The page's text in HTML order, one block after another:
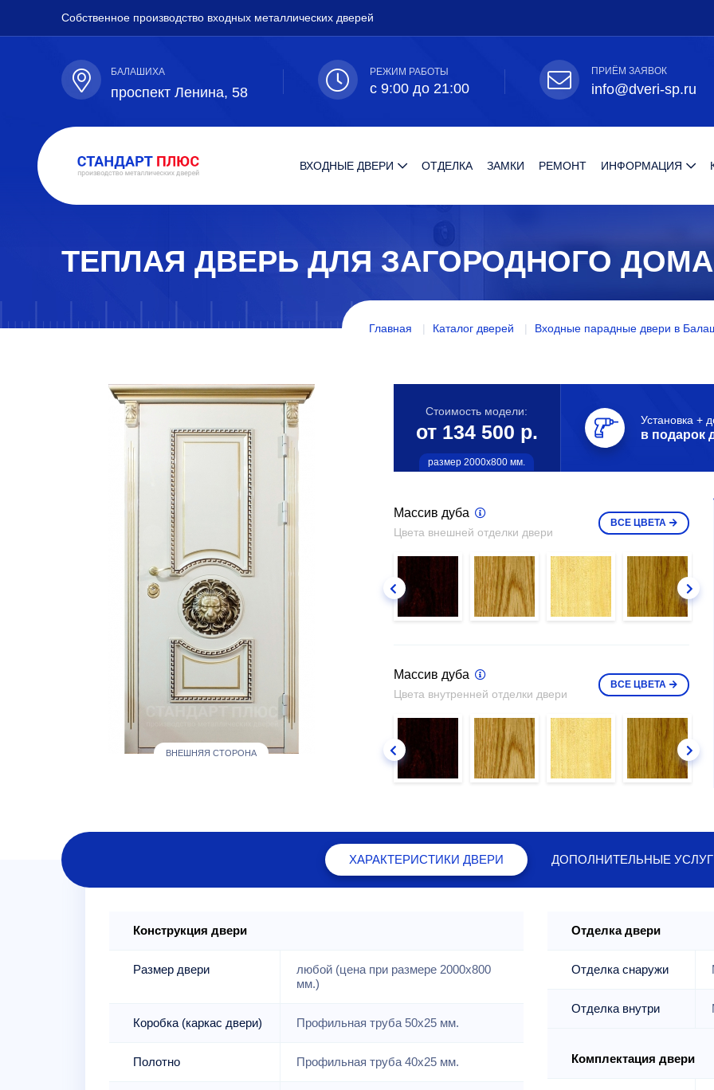
Собственное производство входных металлических дверей
БАЛАШИХА
проспект Ленина, 58
РЕЖИМ РАБОТЫ
с 9:00 до 21:00
ПРИЁМ ЗАЯВОК
info@dveri-sp.ru
ВХОДНЫЕ ДВЕРИ ОТДЕЛКА ЗАМКИ РЕМОНТ ИНФОРМАЦИЯ
ТЕПЛАЯ ДВЕРЬ ДЛЯ ЗАГОРОДНОГО
Главная Каталог дверей Входные парадные двери в
ВНЕШНЯЯ СТОРОНА
Стоимость модели:
от 134 500 р.
размер 2000х800 мм.
Установка +
в подарок
Массив дуба
Цвета внешней отделки двери
ВСЕ ЦВЕТА
Массив дуба
Цвета внутренней отделки двери
ВСЕ ЦВЕТА
ХАРАКТЕРИСТИКИ ДВЕРИ ДОПОЛНИТЕЛЬНЫЕ
Конструкция двери
Размер двери
любой (цена при размере 2000x800
мм.)
Коробка (каркас двери) Профильная труба 50х25 мм.
Полотно Профильная труба 40х25 мм.
Отделка двери
Отделка снаружи
Отделка внутри
Комплектация двери